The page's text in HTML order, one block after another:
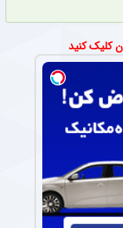
کلیک کنید